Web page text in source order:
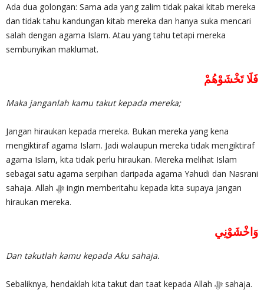
Ada dua golongan: Sama ada yang zalim tidak pakai kitab mereka
dan tidak tahu kandungan kitab mereka dan hanya suka mencari
salah dengan agama Islam. Atau yang tahu tetapi mereka
sembunyikan maklumat.
فَلَا تَخْشَوْهُمْ
Maka janganlah kamu takut kepada mereka;
Jangan hiraukan kepada mereka. Bukan mereka yang kena
mengiktiraf agama Islam. Jadi walaupun mereka tidak mengiktiraf
agama Islam, kita tidak perlu hiraukan. Mereka melihat Islam
sebagai satu agama serpihan daripada agama Yahudi dan Nasrani
sahaja. Allah ‎ﷻ ingin memberitahu kepada kita supaya jangan
hiraukan mereka.
وَاخْشَوْنِي
Dan takutlah kamu kepada Aku sahaja.
Sebaliknya, hendaklah kita takut dan taat kepada Allah ‎ﷻ sahaja.